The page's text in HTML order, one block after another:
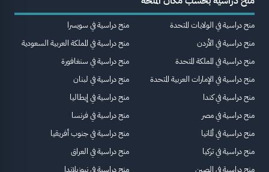
منح دراسية في الولايات المتحدة
منح دراسية في الأردن
منح دراسية في المملكة المتحدة
منح دراسية في الإمارات العربية المتحدة
منح دراسية في كندا
منح دراسية في مصر
منح دراسية في ألمانيا
منح دراسية في تركيا
منح دراسية في الصين
منح دراسية في سويسرا
منح دراسية في المملكة العربية السعودية
منح دراسية في سنغافورة
منح دراسية في لبنان
منح دراسية في إيطاليا
منح دراسية في فرنسا
منح دراسية في جنوب أفريقيا
منح دراسية في العراق
منح دراسية في نيوزيلاندا